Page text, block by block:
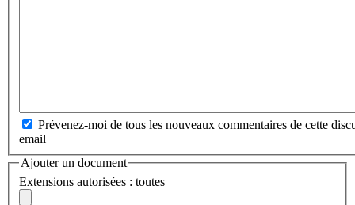
Prévenez-moi de tous les nouveaux commentaires de cette
email
Ajouter un document
Extensions autorisées : toutes